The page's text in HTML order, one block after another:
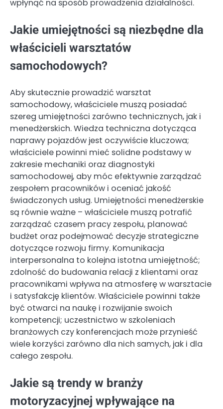
wpłynąć na sposób prowadzenia działalności.
Jakie umiejętności są niezbędne dla
właścicieli warsztatów
samochodowych?
Aby skutecznie prowadzić warsztat
samochodowy, właściciele muszą posiadać
szereg umiejętności zarówno technicznych, jak i
menedżerskich. Wiedza techniczna dotycząca
naprawy pojazdów jest oczywiście kluczowa;
właściciele powinni mieć solidne podstawy w
zakresie mechaniki oraz diagnostyki
samochodowej, aby móc efektywnie zarządzać
zespołem pracowników i oceniać jakość
świadczonych usług. Umiejętności menedżerskie
są równie ważne – właściciele muszą potrafić
zarządzać czasem pracy zespołu, planować
budżet oraz podejmować decyzje strategiczne
dotyczące rozwoju firmy. Komunikacja
interpersonalna to kolejna istotna umiejętność;
zdolność do budowania relacji z klientami oraz
pracownikami wpływa na atmosferę w warsztacie
i satysfakcję klientów. Właściciele powinni także
być otwarci na naukę i rozwijanie swoich
kompetencji; uczestnictwo w szkoleniach
branżowych czy konferencjach może przynieść
wiele korzyści zarówno dla nich samych, jak i dla
całego zespołu.
Jakie są trendy w branży
motoryzacyjnej wpływające na